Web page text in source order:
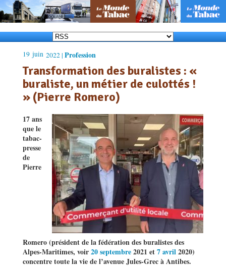
19 juin 2022 | Profession
Transformation des buralistes : «
buraliste, un métier de culottés !
» (Pierre Romero)
17 ans
que le
tabac-
presse
de
Pierre
Romero (président de la fédération des buralistes des
Alpes-Maritimes, voir20 septembre2021 et7 avril2020)
concentre toute la vie de l’avenue Jules-Grec à Antibes.